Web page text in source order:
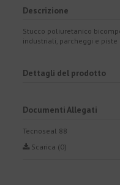
Descrizione
Stucco poliuretanico
industriali, parcheggi e
Dettagli del prodotto
Documenti Allegati
Tecnoseal 88
Scarica (0)